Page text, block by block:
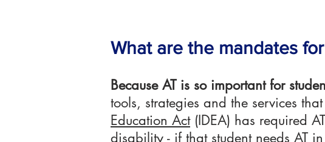
What are the mandates
Because AT is so important for
tools, strategies and the services
Education Act(IDEA) has required
disability - if that student needs AT